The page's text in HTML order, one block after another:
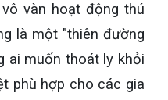
vàn hoạt động thú
là một "thiên đường
ai muốn thoát ly khỏi
phù hợp cho các gia